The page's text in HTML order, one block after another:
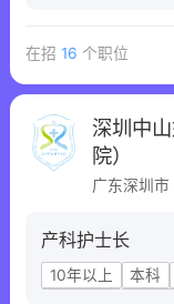
在招 16 个职位
深圳中
院）
广东深圳市
产科护士长
10年以上
本科